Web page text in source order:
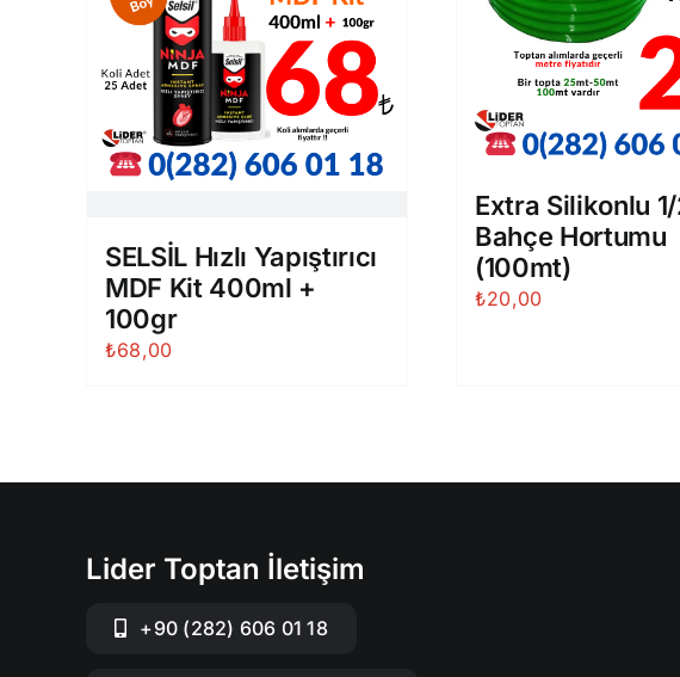
SELSİL Hızlı Yapıştırıcı
MDF Kit 400ml +
100gr
₺68,00
Extra Silikonlu
Bahçe Hortumu
(100mt)
₺20,00
Lider Toptan İletişim
+90 (282) 606 01 18